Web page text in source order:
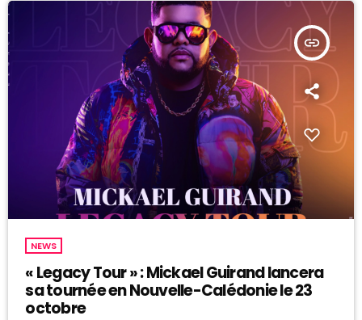
insert_link
NEWS
« Legacy Tour » : Mickael Guirand lancera
sa tournée en Nouvelle-Calédonie le 23
octobre